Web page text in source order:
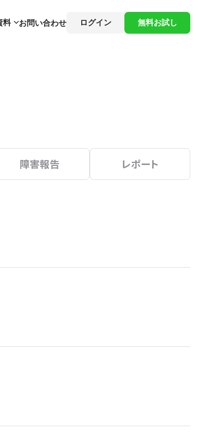
料 お問い合わせ ログイン 無料お試し
障害報告 レポート